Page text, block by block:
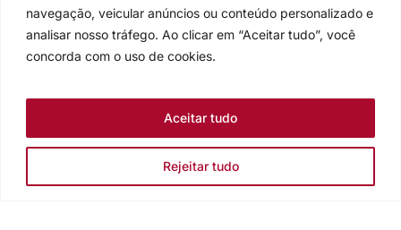
navegação, veicular anúncios ou conteúdo personalizado e
analisar nosso tráfego. Ao clicar em “Aceitar tudo”, você
concorda com o uso de cookies.
Rejeitar tudo
Aceitar tudo